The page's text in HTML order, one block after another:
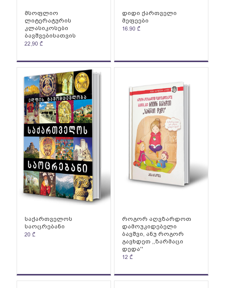
მსოფლიო
ლიტერატურის
კლასიკოსები
ბავშვებისათვის
22,90 ₾
დიდი ქართველი
მეფეები
16.90 ₾
საქართველოს
საოცრებანი
20 ₾
როგორ აღვზარდოთ
დამოუკიდებელი
ბავშვი, ანუ როგორ
გავხდეთ ,,ზარმაცი
დედა''
12 ₾